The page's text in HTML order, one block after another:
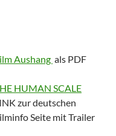
Aushang als PDF
HUMAN SCALE
zur deutschen
Seite mit Trailer